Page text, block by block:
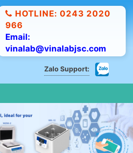
HOTLINE: 0243 2020
966
Email:
vinalab@vinalabjsc.com
Zalo Support: